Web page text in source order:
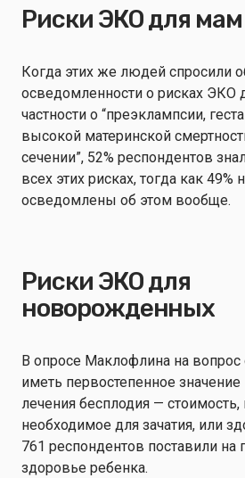
Риски ЭКО для мам
Когда этих же людей спросили
осведомленности о рисках ЭКО
частности о “преэклампсии,
высокой материнской
сечении”, 52% респондентов
всех этих рисках, тогда как 49%
осведомлены об этом вообще.
Риски ЭКО для
новорожденных
В опросе Маклофлина на
иметь первостепенное
лечения бесплодия —
необходимое для зачатия, или
761 респондентов поставили на
здоровье ребенка.